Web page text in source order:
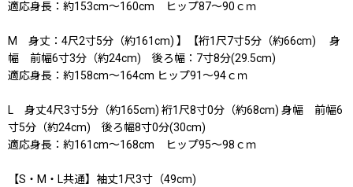
適応身長：約153cm〜160cm ヒップ87〜90ｃｍ
M 身丈：4尺2寸5分（約161cm) 】【裄1尺7寸5分（約66cm) 身
幅 前幅6寸3分（約24cm) 後ろ幅：7寸8分(29.5cm)
適応身長：約158cm〜164cm ヒップ91〜94ｃｍ
L 身丈4尺3寸5分（約165cm) 裄1尺8寸0分（約68cm) 身幅 前幅6
寸5分（約24cm) 後ろ幅8寸0分(30cm)
適応身長：約161cm〜168cm ヒップ95〜98ｃｍ
【S・M・L共通】袖丈1尺3寸（49cm)